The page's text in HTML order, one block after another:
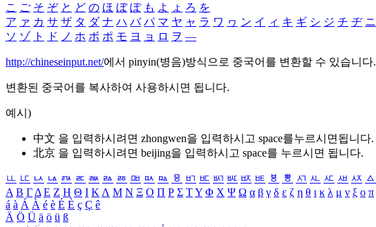
こ ご そ ぞ と ど の ほ ぼ ぽ も よ ょ ろ を
ア ァ カ サ ザ タ ダ ナ ハ バ パ マ ヤ ャ ラ ワ ヮ ン イ ィ キ ギ シ ジ チ ヂ ニ
ソ ゾ ト ド ノ ホ ボ ポ モ ヨ ョ ロ ヲ ―
http://chineseinput.net/에서 pinyin(병음)방식으로 중국어를 변환할 수 있습니다.
변환된 중국어를 복사하여 사용하시면 됩니다.
예시)
中文 을 입력하시려면 zhongwen을 입력하시고 space를누르시면됩니다.
北京 을 입력하시려면 beijing을 입력하시고 space를 누르시면 됩니다.
ㅥ ㅦ ㅧ ㅨ ㅩ ㅪ ㅫ ㅬ ㅭ ㅮ ㅯ ㅰ ㅱ ㅲ ㅳ ㅴ ㅵ ㅶ ㅷ ㅸ ㅹ ㅺ ㅻ ㅼ ㅽ ㅾ ㅿ
Α Β ΓΔ Ε Ζ Η Θ Ι ΚΛ Μ Ν Ξ Ο Π Ρ Σ ΤΥ Φ Χ Ψ Ω α β γ δ ε ζ η θ ι κ λ μ ν ξ ο π
á à Á À é è É È ç Ç ê
Ä Ö Ü ä ö ü ß